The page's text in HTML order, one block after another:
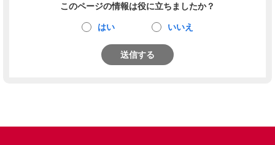
このページの情報は役に立ちましたか？
はい いいえ
送信する